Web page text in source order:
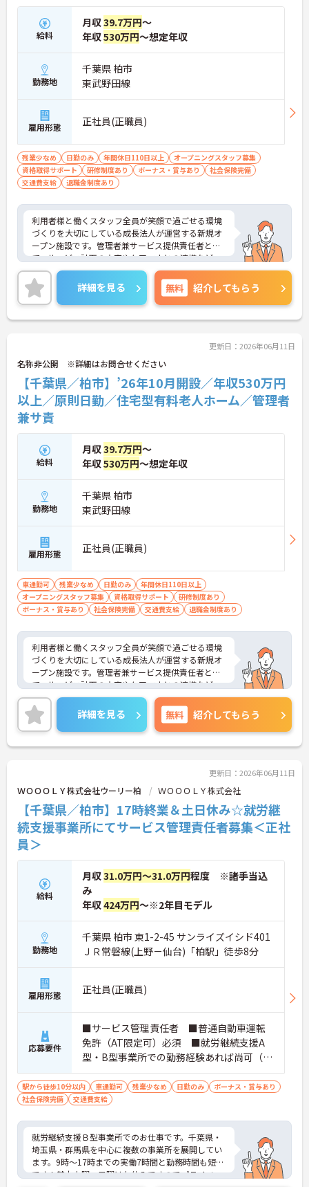
給料
月収39.7万円～
年収530万円～想定年収
勤務地
千葉県 柏市
東武野田線
雇用形態 正社員(正職員)
残業少なめ 日勤のみ 年間休日110日以上
オープニングスタッフ募集
資格取得サポート
研修制度あり ボーナス・賞与あり
社会保険完備
交通費支給
退職金制度あり
利用者様と働くスタッフ全員が笑顔で過ごせる環境
づくりを大切にしている成長法人が運営する新規オ
ープン施設です。管理者兼サービス提供責任者とし
て、サービス計画の立案やケアマネとの連携など、
裁量を持ってお仕事をお任せします。想定年収530
万円以上と高い給与水準に加え、決算賞与や手当が
充実している還元率の高さが魅力です。緊急時を除
き基本日勤のみの勤務で、残業も月平均10時間以内
と少なく、誕生日休暇などお休みもしっかり確保で
利用など、独自の福利厚生も大変充実しています。
介護福祉士の資格とご経験を活かしながら、充実し
た待遇のもとで新しい施設を作り上げるやりがいを
感じていただける、大変おすすめの求人となってお
ります。
★おすすめPOINT★
【安定した高収入と充実の福利厚生】
・想定年収530万円以上と高い給与水準に加えて業
績による決算賞与の支給があります
・確定給付企業年金への加入や勤続3年以上の退職
金制度など将来に向けた備えができます
・会員制リゾート施設の利用や医療費の付加給付な
ど嬉しい待遇が揃っております
・緊急時を除いて基本日勤のみの勤務となり残業も
月平均10時間以内と少なめであります
・年間休日110日のほかご自身の誕生月に1日取得で
きる誕生日休暇があります
・産休育休や子どもの看護休暇などライフステージ
の変化に合わせて柔軟にお休みできます
【手厚いサポートとキャリアアップ体制】
・働きながらさらなる上位資格を目指せる費用全額
負担の資格取得支援制度があります
・サービス提供責任者としてケアプランの立案など
専門性を高められる環境であります
詳細を見る 無料 紹介してもらう
更新日：2026年06月11日
名称非公開 ※詳細はお問合せください
【千葉県／柏市】’26年10月開設／年収530万円
以上／原則日勤／住宅型有料老人ホーム／管理者
兼サ責
給料
月収39.7万円～
年収530万円～想定年収
勤務地
千葉県 柏市
東武野田線
雇用形態 正社員(正職員)
車通勤可 残業少なめ 日勤のみ
年間休日110日以上
オープニングスタッフ募集
資格取得サポート
研修制度あり
ボーナス・賞与あり
社会保険完備 交通費支給 退職金制度あり
利用者様と働くスタッフ全員が笑顔で過ごせる環境
づくりを大切にしている成長法人が運営する新規オ
ープン施設です。管理者兼サービス提供責任者とし
て、サービス計画の立案やケアマネとの連携など、
裁量を持ってお仕事をお任せします。想定年収530
万円以上と高い給与水準に加え、決算賞与や手当が
充実している還元率の高さが魅力です。緊急時を除
き基本日勤のみの勤務で、残業も月平均10時間以内
と少なく、誕生日休暇などお休みもしっかり確保で
利用など、独自の福利厚生も大変充実しています。
介護福祉士の資格とご経験を活かしながら、充実し
た待遇のもとで新しい施設を作り上げるやりがいを
感じていただける、大変おすすめの求人となってお
ります。
★おすすめPOINT★
【安定した高収入と充実の福利厚生】
・想定年収530万円以上と高い給与水準に加えて業
績による決算賞与の支給があります
・確定給付企業年金への加入や勤続3年以上の退職
金制度など将来に向けた備えができます
・会員制リゾート施設の利用や医療費の付加給付な
ど嬉しい待遇が揃っております
【ワークライフバランスを大切にできる環境】
・緊急時を除いて基本日勤のみの勤務となり残業も
月平均10時間以内と少なめであります
・年間休日110日のほかご自身の誕生月に1日取得で
の変化に合わせて柔軟にお休みできます
【手厚いサポートとキャリアアップ体制】
・働きながらさらなる上位資格を目指せる費用全額
負担の資格取得支援制度があります
・サービス提供責任者としてケアプランの立案など
専門性を高められる環境であります
詳細を見る 無料 紹介してもらう
更新日：2026年06月11日
ＷＯＯＯＬＹ株式会社ウーリー柏 ＷＯＯＯＬＹ株式会社
【千葉県／柏市】17時終業＆土日休み☆就労継
続支援事業所にてサービス管理責任者募集＜正社
員＞
給料
月収31.0万円～31.0万円程度 ※諸手当込
み
年収424万円～※2年目モデル
勤務地
千葉県 柏市 東1-2-45 サンライズイシド401
ＪＲ常磐線(上野－仙台)「柏駅」徒歩8分
雇用形態 正社員(正職員)
応募要件
■サービス管理責任者 ■普通自動車運転
免許（AT限定可）必須 ■就労継続支援A
型・B型事業所での勤務経験あれば尚可（未
経験でも可）
駅から徒歩10分以内 車通勤可 残業少なめ 日勤のみ
ボーナス・賞与あり
社会保険完備
交通費支給
就労継続支援Ｂ型事業所でのお仕事です。千葉県・
埼玉県・群馬県を中心に複数の事業所を展開してい
ます。9時～17時までの実働7時間と勤務時間も短め
です！基本土曜・日曜はお休みですのでプライベー